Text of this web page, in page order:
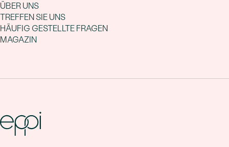
ÜBER UNS
TREFFEN SIE UNS
HÄUFIG GESTELLTE FRAGEN
MAGAZIN